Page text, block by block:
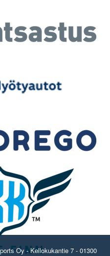
Oy - Kellokukantie 7 - 01300